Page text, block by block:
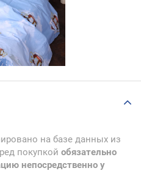
на базе данных из
покупкой обязательно
непосредственно у